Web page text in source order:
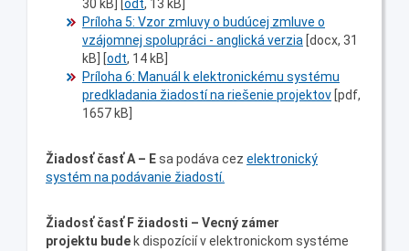
30 kB] [odt, 13 kB]
Príloha 5: Vzor zmluvy o budúcej zmluve o
vzájomnej spolupráci - anglická verzia [docx, 31
kB] [odt, 14 kB]
Príloha 6: Manuál k elektronickému systému
predkladania žiadostí na riešenie projektov [pdf,
1657 kB]
Žiadosť časť A – Esa podáva cez elektronický
systém na podávanie žiadostí.
Žiadosť časť F žiadosti – Vecný zámer
projektu bude k dispozícií v elektronickom systéme